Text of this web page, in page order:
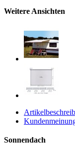
Weitere Ansichten
Sonnendach